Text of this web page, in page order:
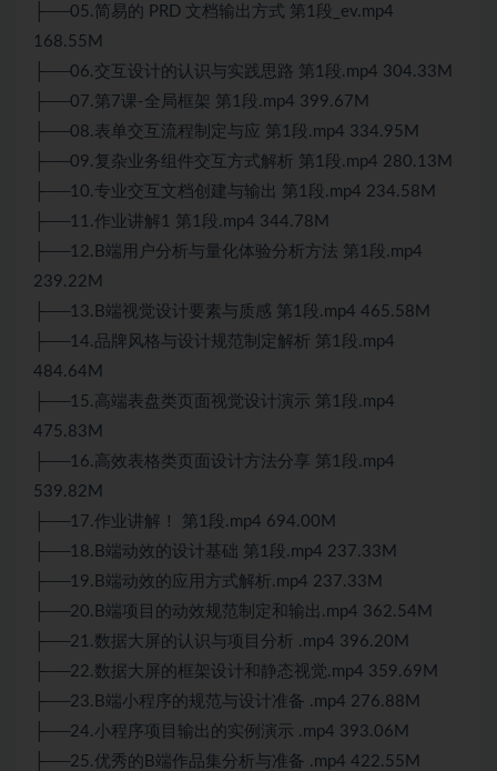
├──05.简易的 PRD 文档输出方式 第1段_ev.mp4
168.55M
├──06.交互设计的认识与实践思路 第1段.mp4 304.33M
├──07.第7课-全局框架 第1段.mp4 399.67M
├──08.表单交互流程制定与应 第1段.mp4 334.95M
├──09.复杂业务组件交互方式解析 第1段.mp4 280.13M
├──10.专业交互文档创建与输出 第1段.mp4 234.58M
├──11.作业讲解1 第1段.mp4 344.78M
├──12.B端用户分析与量化体验分析方法 第1段.mp4
239.22M
├──13.B端视觉设计要素与质感 第1段.mp4 465.58M
├──14.品牌风格与设计规范制定解析 第1段.mp4
484.64M
├──15.高端表盘类页面视觉设计演示 第1段.mp4
475.83M
├──16.高效表格类页面设计方法分享 第1段.mp4
539.82M
├──17.作业讲解！ 第1段.mp4 694.00M
├──18.B端动效的设计基础 第1段.mp4 237.33M
├──19.B端动效的应用方式解析.mp4 237.33M
├──20.B端项目的动效规范制定和输出.mp4 362.54M
├──21.数据大屏的认识与项目分析 .mp4 396.20M
├──22.数据大屏的框架设计和静态视觉.mp4 359.69M
├──23.B端小程序的规范与设计准备 .mp4 276.88M
├──24.小程序项目输出的实例演示 .mp4 393.06M
├──25.优秀的B端作品集分析与准备 .mp4 422.55M